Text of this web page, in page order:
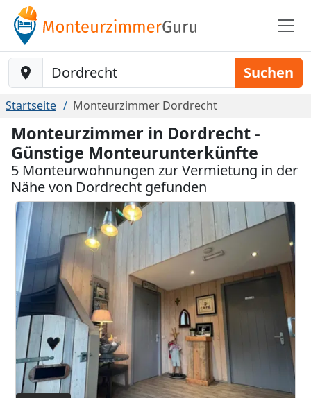
Baustelle-Location Suchen
Startseite Monteurzimmer Dordrecht
Monteurzimmer in Dordrecht -
Günstige Monteurunterkünfte
5 Monteurwohnungen zur Vermietung in der
Nähe von Dordrecht gefunden